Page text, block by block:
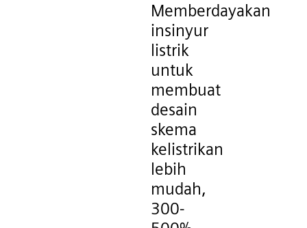
Memberdayakan
insinyur
listrik
untuk
membuat
desain
skema
kelistrikan
lebih
mudah,
300-